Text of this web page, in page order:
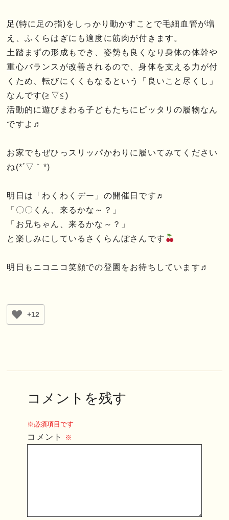
足(特に足の指)をしっかり動かすことで毛細血管が増
え、ふくらはぎにも適度に筋肉が付きます。
土踏まずの形成もでき、姿勢も良くなり身体の体幹や
重心バランスが改善されるので、身体を支える力が付
くため、転びにくくもなるという「良いこと尽くし」
なんです(≧▽≦)
活動的に遊びまわる子どもたちにピッタリの履物なん
ですよ♬
お家でもぜひっスリッパかわりに履いてみてください
ね(*´▽｀*)
明日は「わくわくデー」の開催日です♬
「〇〇くん、来るかな～？」
「お兄ちゃん、来るかな～？」
と楽しみにしているさくらんぼさんです
明日もニコニコ笑顔での登園をお待ちしています♬
+12
コメントを残す
※必須項目です
コメント ※